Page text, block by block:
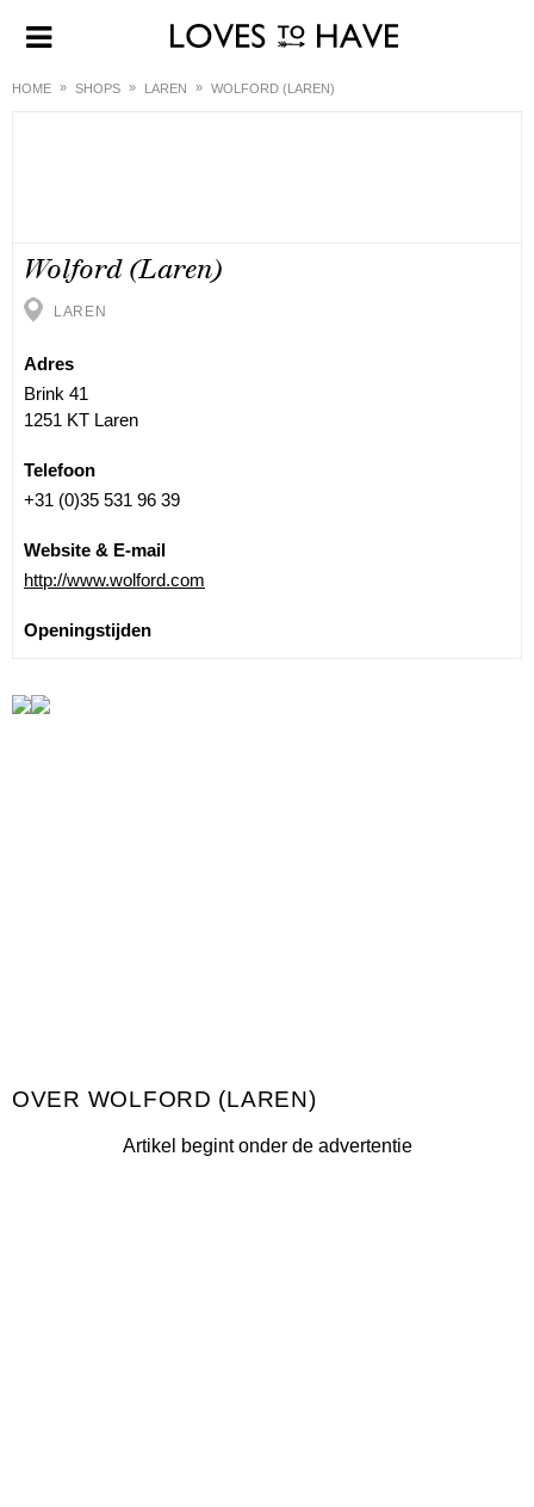
HOME SHOPS LAREN WOLFORD (LAREN)
Wolford (Laren)
LAREN
Adres
Brink 41
1251 KT Laren
Telefoon
+31 (0)35 531 96 39
Website & E-mail
http://www.wolford.com
Openingstijden
WOLFORD (LAREN)
Artikel begint onder de advertentie